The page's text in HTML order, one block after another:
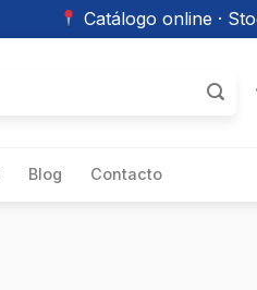
Catálogo online ·
Blog Contacto